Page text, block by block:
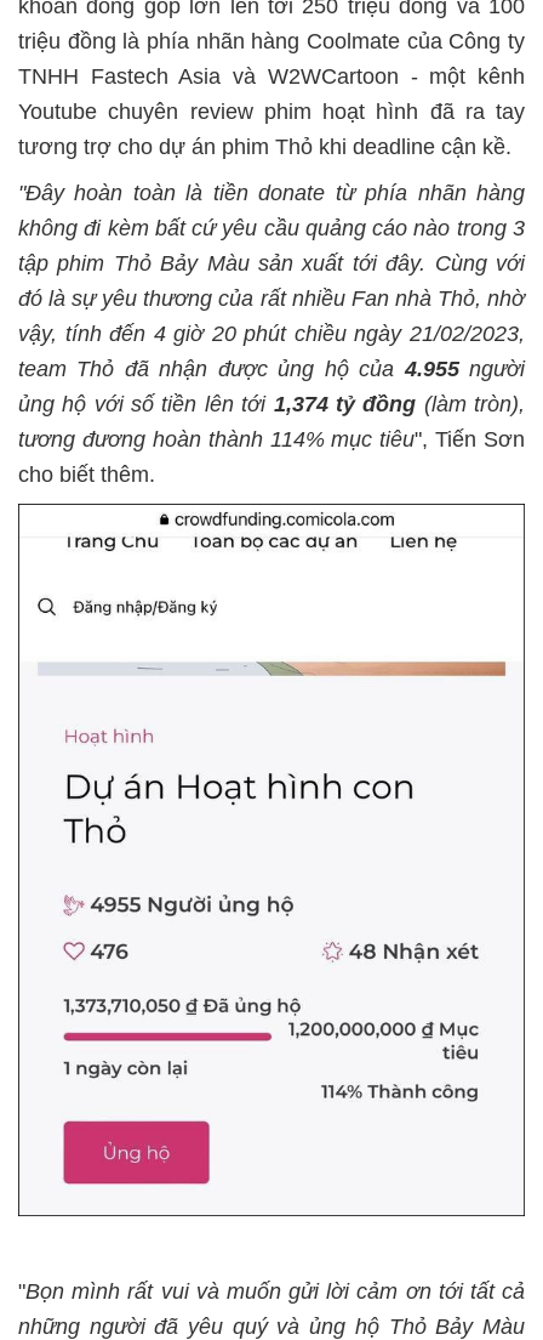
khoản đóng góp lớn lên tới 250 triệu đồng và 100
triệu đồng là phía nhãn hàng Coolmate của Công ty
TNHH Fastech Asia và W2WCartoon - một kênh
Youtube chuyên review phim hoạt hình đã ra tay
tương trợ cho dự án phim Thỏ khi deadline cận kề.
"Đây hoàn toàn là tiền donate từ phía nhãn hàng
không đi kèm bất cứ yêu cầu quảng cáo nào trong 3
tập phim Thỏ Bảy Màu sản xuất tới đây. Cùng với
đó là sự yêu thương của rất nhiều Fan nhà Thỏ, nhờ
vậy, tính đến 4 giờ 20 phút chiều ngày 21/02/2023,
team Thỏ đã nhận được ủng hộ của4.955người
ủng hộ với số tiền lên tới 1,374 tỷ đồng (làm tròn),
tương đương hoàn thành 114% mục tiêu", Tiến Sơn
cho biết thêm.
"Bọn mình rất vui và muốn gửi lời cảm ơn tới tất cả
những người đã yêu quý và ủng hộ Thỏ Bảy Màu